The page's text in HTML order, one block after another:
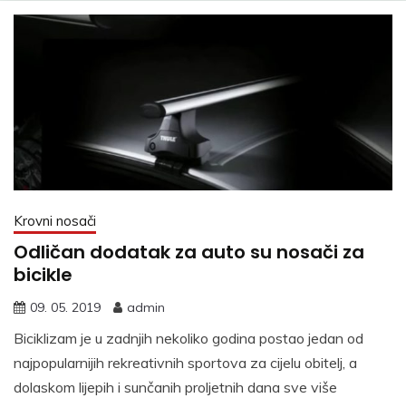
Krovni nosači
Odličan dodatak za auto su nosači za
bicikle
09. 05. 2019 admin
Biciklizam je u zadnjih nekoliko godina postao jedan od
najpopularnijih rekreativnih sportova za cijelu obitelj, a
dolaskom lijepih i sunčanih proljetnih dana sve više